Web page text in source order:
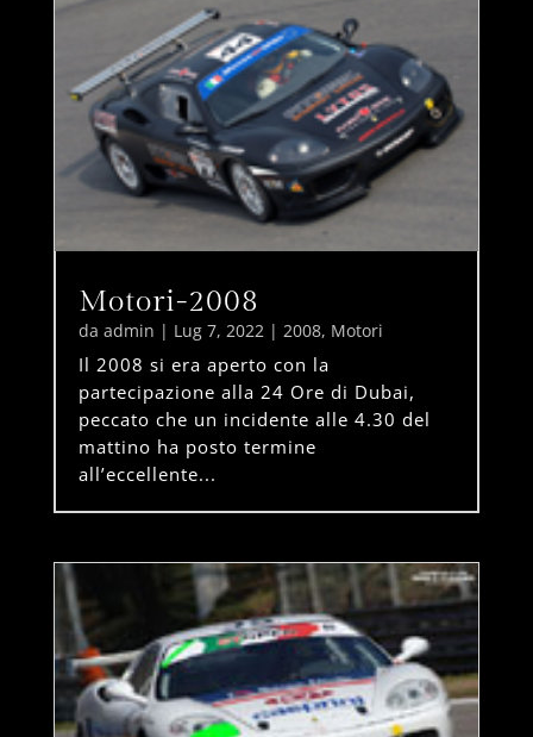
Motori-2008
da admin | Lug 7, 2022 | 2008, Motori
Il 2008 si era aperto con la
partecipazione alla 24 Ore di Dubai,
peccato che un incidente alle 4.30 del
mattino ha posto termine
all’eccellente...